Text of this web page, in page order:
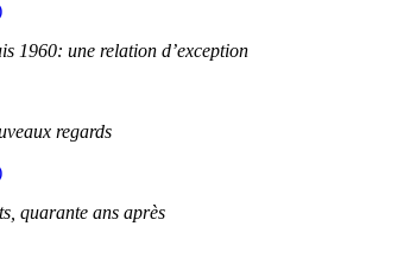
1960: une relation d’exception
regards
quarante ans après